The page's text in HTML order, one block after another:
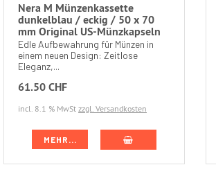
Nera M Münzenkassette
dunkelblau / eckig / 50 x 70
mm Original US-Münzkapseln
Edle Aufbewahrung für Münzen in
einem neuen Design: Zeitlose
Eleganz,...
61.50 CHF
incl. 8.1 % MwSt zzgl. Versandkosten
MEHR...